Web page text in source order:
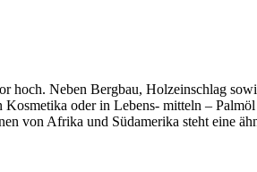
hoch. Neben Bergbau, Holzeinschlag
oder in Lebens- mitteln –
von Afrika und Südamerika steht eine